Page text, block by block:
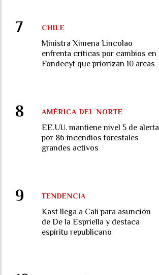
Ministra Ximena Lincolao
enfrenta críticas por cambios en
Fondecyt que priorizan 10 áreas
CHILE
EE.UU. mantiene nivel 5 de alerta
por 86 incendios forestales
grandes activos
AMÉRICA DEL NORTE
Kast llega a Cali para asunción
de De la Espriella y destaca
espíritu republicano
TENDENCIA